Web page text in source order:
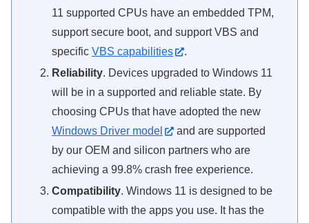
11 supported CPUs have an embedded TPM,
support secure boot, and support VBS and
specific VBS capabilities
.
Reliability. Devices upgraded to Windows 11
will be in a supported and reliable state. By
choosing CPUs that have adopted the new
Windows Driver model
and are supported
by our OEM and silicon partners who are
achieving a 99.8% crash free experience.
Compatibility. Windows 11 is designed to be
compatible with the apps you use. It has the